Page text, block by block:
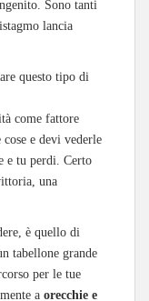
Sono tanti
lancia
questo tipo di
come fattore
e devi vederle
e tu perdi. Certo
una
è quello di
tabellone grande
per le tue
a orecchie e